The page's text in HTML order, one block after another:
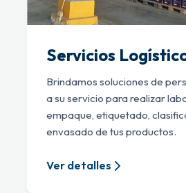
Servicios
Brindamos soluciones de
a su servicio para realizar
empaque, etiquetado,
envasado de tus productos.
Ver detalles